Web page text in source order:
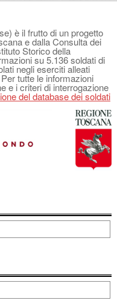
è il frutto di un progetto
e dalla Consulta dei
Storico della
su 5.136 soldati di
negli eserciti alleati
tutte le informazioni
e i criteri di interrogazione
del database dei soldati